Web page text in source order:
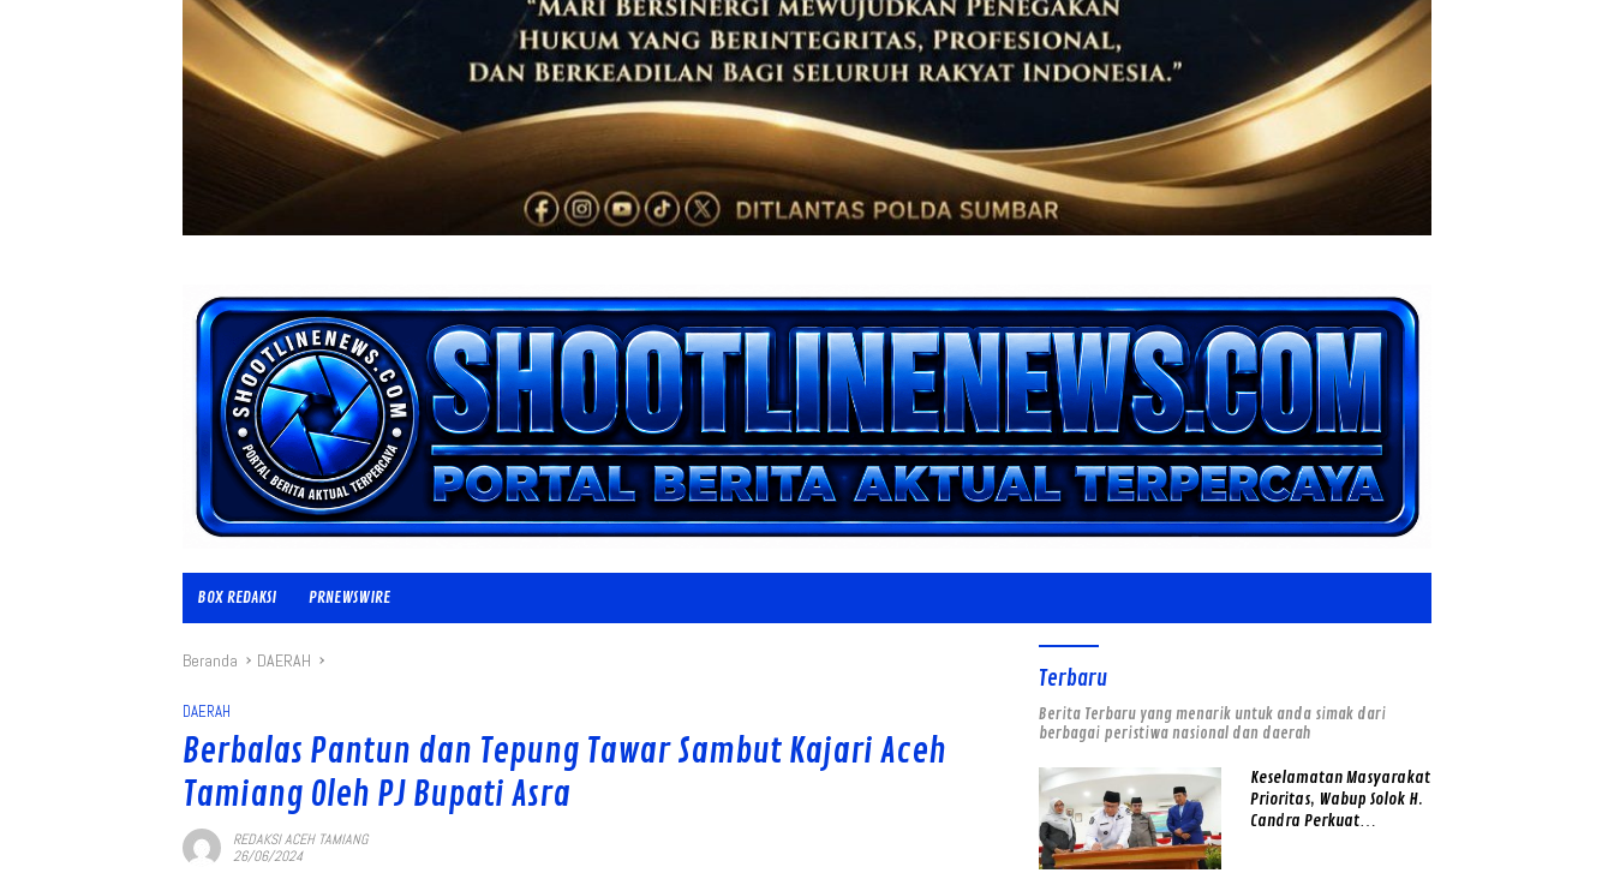
BOX REDAKSI PRNEWSWIRE
Beranda DAERAH
DAERAH
Berbalas Pantun dan Tepung Tawar Sambut Kajari Aceh
Tamiang Oleh PJ Bupati Asra
REDAKSI ACEH TAMIANG
26/06/2024
Terbaru
Berita Terbaru yang menarik untuk anda simak dari
berbagai peristiwa nasional dan daerah
Keselamatan Masyarakat
Prioritas, Wabup Solok H.
Candra Perkuat